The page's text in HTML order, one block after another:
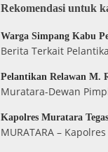
Rekomendasi untuk
Warga Simpang Kabu
Berita Terkait
Pelantikan Relawan M.
Muratara-Dewan
Kapolres Muratara
MURATARA –